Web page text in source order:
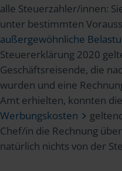
alle Steuerzahler/innen:
unter bestimmten
außergewöhnliche
Steuererklärung 2020
Geschäftsreisende, die
wurden und eine
Amt erhielten, konnten
Werbungskosten
Chef/in die Rechnung
natürlich nichts von der